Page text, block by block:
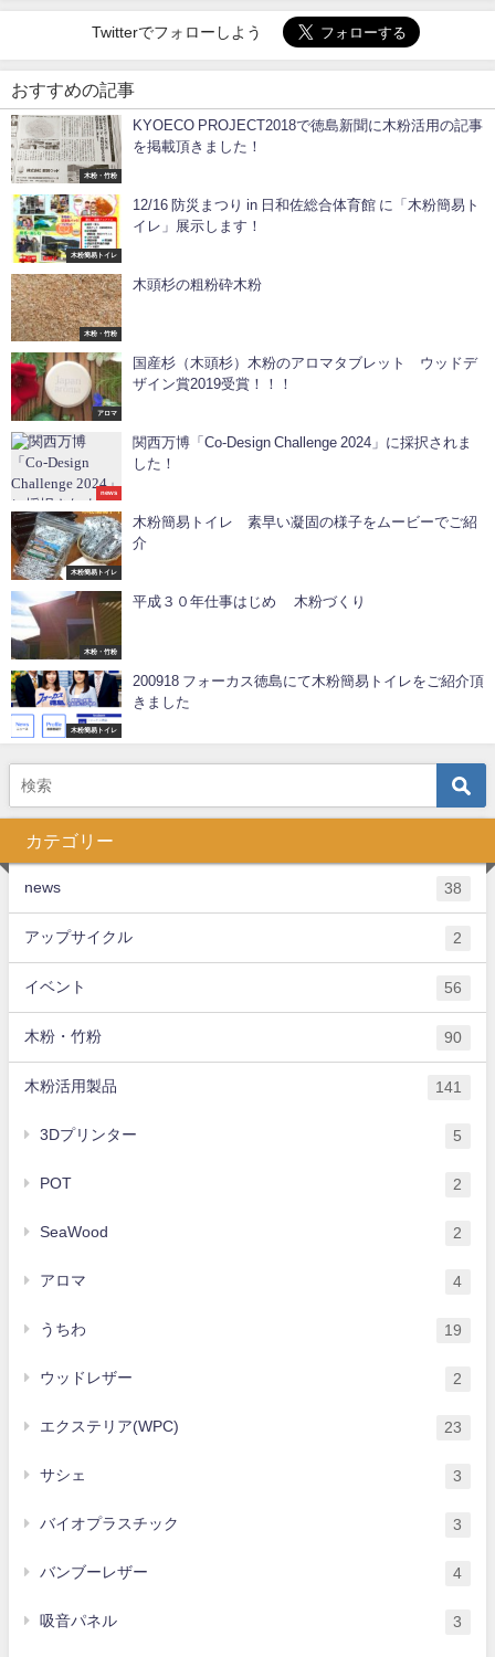
Twitterでフォローしよう
おすすめの記事
木粉・竹粉
KYOECO PROJECT2018で徳島新聞に木粉活用の記事
を掲載頂きました！
木粉簡易トイレ
12/16 防災まつり in 日和佐総合体育館 に「木粉簡易ト
イレ」展示します！
木粉・竹粉
木頭杉の粗粉砕木粉
アロマ
国産杉（木頭杉）木粉のアロマタブレット ウッドデ
ザイン賞2019受賞！！！
news
関西万博「Co-Design Challenge 2024」に採択されま
した！
木粉簡易トイレ
木粉簡易トイレ 素早い凝固の様子をムービーでご紹
介
木粉・竹粉
平成３０年仕事はじめ 木粉づくり
木粉簡易トイレ
200918 フォーカス徳島にて木粉簡易トイレをご紹介頂
きました
カテゴリー
news 38
アップサイクル 2
イベント 56
木粉・竹粉 90
木粉活用製品 141
3Dプリンター 5
POT 2
SeaWood 2
アロマ 4
うちわ 19
ウッドレザー 2
エクステリア(WPC) 23
サシェ 3
バイオプラスチック 3
バンブーレザー 4
吸音パネル 3